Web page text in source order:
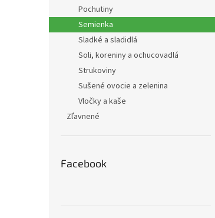
Pochutiny
Semienka
Sladké a sladidlá
Soli, koreniny a ochucovadlá
Strukoviny
Sušené ovocie a zelenina
Vločky a kaše
Zľavnené
Facebook